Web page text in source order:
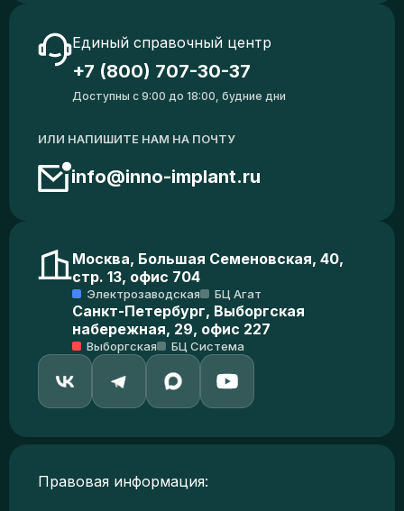
Единый справочный центр
+7 (800) 707-30-37
Доступны с 9:00 до 18:00, будние дни
ИЛИ НАПИШИТЕ НАМ НА ПОЧТУ
info@inno-implant.ru
Москва, Большая Семеновская, 40,
стр. 13, офис 704
Электрозаводская БЦ Агат
Санкт-Петербург, Выборгская
набережная, 29, офис 227
Выборгская БЦ Система
Правовая информация: